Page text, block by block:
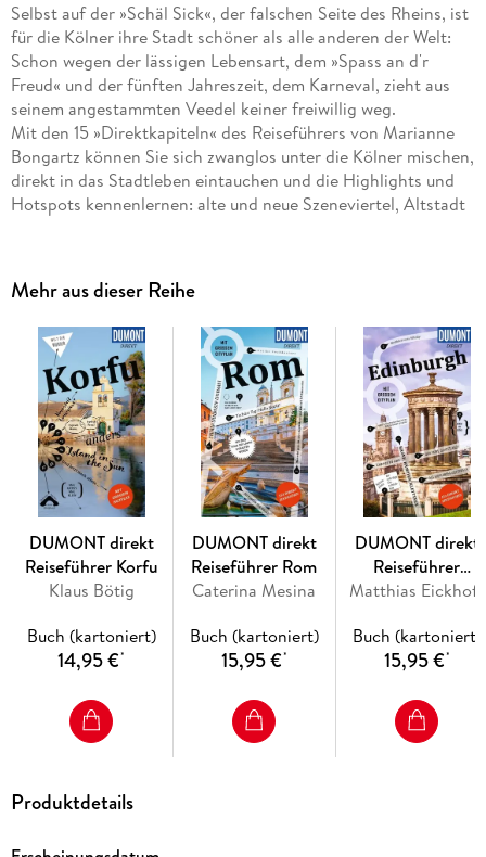
Selbst auf der »Schäl Sick«, der falschen Seite des Rheins, ist
für die Kölner ihre Stadt schöner als alle anderen der Welt:
Schon wegen der lässigen Lebensart, dem »Spass an d'r
Freud« und der fünften Jahreszeit, dem Karneval, zieht aus
seinem angestammten Veedel keiner freiwillig weg.
Mit den 15 »Direktkapiteln« des Reiseführers von Marianne
Bongartz können Sie sich zwanglos unter die Kölner mischen,
direkt in das Stadtleben eintauchen und die Highlights und
Hotspots kennenlernen: alte und neue Szeneviertel, Altstadt
eigenen Kapiteln erfahren Sie, wo es sich in fremden Betten
gut schläft, wo Sie glücklich satt werden, wohin die Kölner
zum Stöbern und Entdecken gehen und wohin es sie zieht,
wenn die Nacht beginnt.
Mit den Übersichtskarten, genauen Stadtteilplänen und dem
separaten großen Cityplan können Sie sich nach Lust und
Laune durch die Stadt treiben lassen.
Inhaltsverzeichnis
Das Beste zu Beginn.
Das ist Köln.
Was ist wo?
Ihr Köln-Kompass: 15 Direktkapitel.
Kölner Museumslandschaft.
Mehr aus dieser Reihe
DUMONT direkt
Reiseführer Korfu
Klaus Bötig
Buch (kartoniert)
14,95 €*
DUMONT direkt
Reiseführer Rom
Caterina Mesina
Buch (kartoniert)
15,95 €*
DUMONT direkt
Reiseführer
Edinburgh
Matthias Eickhoff
Buch (kartoniert)
15,95 €*
Produktdetails